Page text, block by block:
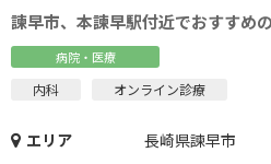
諫早市、本諫早駅付近でおすすめ
病院・医療
内科 オンライン診療
エリア
長崎県諫早市